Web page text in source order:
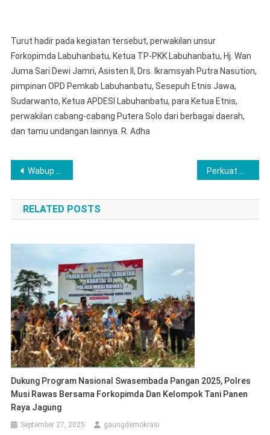
Turut hadir pada kegiatan tersebut, perwakilan unsur
Forkopimda Labuhanbatu, Ketua TP-PKK Labuhanbatu, Hj. Wan
Juma Sari Dewi Jamri, Asisten II, Drs. Ikramsyah Putra Nasution,
pimpinan OPD Pemkab Labuhanbatu, Sesepuh Etnis Jawa,
Sudarwanto, Ketua APDESI Labuhanbatu, para Ketua Etnis,
perwakilan cabang-cabang Putera Solo dari berbagai daerah,
dan tamu undangan lainnya. R. Adha
Post
navigation
Wabup Labuhanbatu Resmikan Edukasi Pencegahan Bullying di SMA Negeri 3 Rantau Utara
RELATED POSTS
Dukung Program Nasional Swasembada Pangan 2025, Polres
Musi Rawas Bersama Forkopimda Dan Kelompok Tani Panen
Raya Jagung
September 27, 2025 gaungdemokrasi